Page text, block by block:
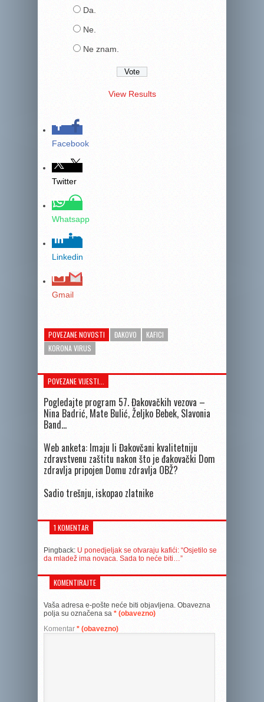
Da.
Ne.
Ne znam.
View Results
Facebook
Twitter
Whatsapp
Linkedin
Gmail
POVEZANE NOVOSTI ĐAKOVO
KAFICI
KORONA VIRUS
POVEZANE VIJESTI...
Pogledajte program 57. Đakovačkih vezova –
Nina Badrić, Mate Bulić, Željko Bebek, Slavonia
Band…
Web anketa: Imaju li Đakovčani kvalitetniju
zdravstvenu zaštitu nakon što je đakovački Dom
zdravlja pripojen Domu zdravlja OBŽ?
Sadio trešnju, iskopao zlatnike
1 KOMENTAR
Pingback: U ponedjeljak se otvaraju kafići: “Osjetilo se
da mladež ima novaca. Sada to neće biti…”
KOMENTIRAJTE
Vaša adresa e-pošte neće biti objavljena. Obavezna
polja su označena sa * (obavezno)
Komentar * (obavezno)